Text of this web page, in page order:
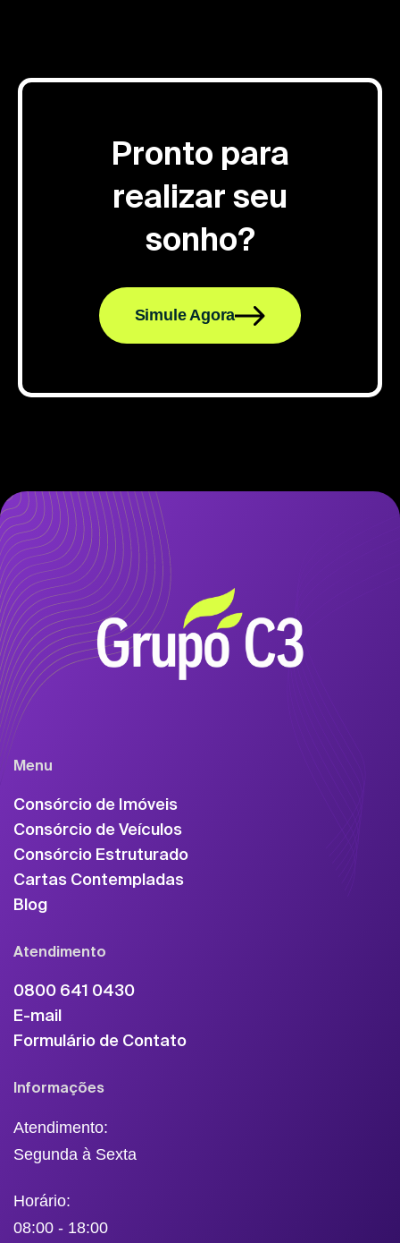
Pronto para
realizar seu
sonho?
Simule Agora
Menu
Consórcio de Imóveis
Consórcio de Veículos
Consórcio Estruturado
Cartas Contempladas
Blog
Atendimento
0800 641 0430
E-mail
Formulário de Contato
Informações
Atendimento:
Segunda à Sexta
Horário:
08:00 - 18:00